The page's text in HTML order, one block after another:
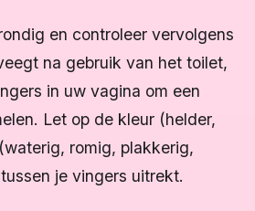
en controleer vervolgens
na gebruik van het toilet,
in uw vagina om een
Let op de kleur (helder,
romig, plakkerig,
je vingers uitrekt.